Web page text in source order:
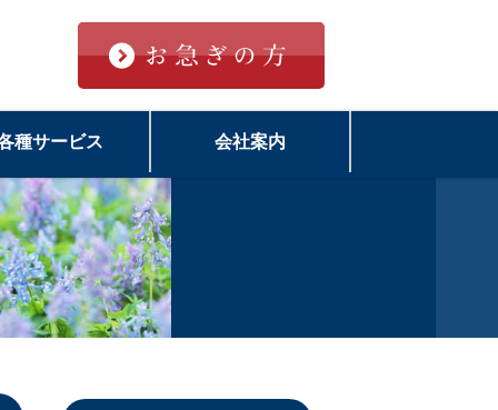
種サービス 会社案内